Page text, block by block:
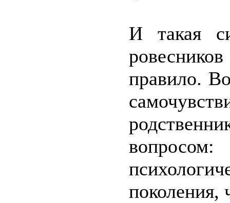
И такая
правило.
поколения,